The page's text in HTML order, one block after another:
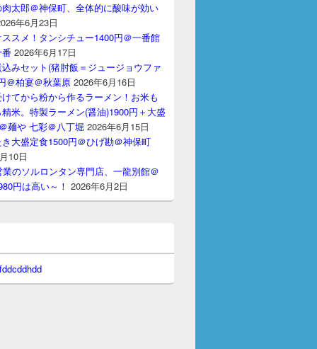
太郎＠神保町、全体的に酸味が効い
年6月23日
スメ！タンシチュー1400円＠一番館
2026年6月17日
みセット(猪肘飯＝ジュージョウファ
＠柏宴＠秋葉原 2026年6月16日
てから粉から作るラーメン！お米も
米。特製ラーメン(醤油)1900円＋大盛
麺や 七彩＠八丁堀 2026年6月15日
大盛定食1500円＠ひげ勘＠神保町
10日
業のソルロンタン専門店、一龍別館＠
円は高い～！ 2026年6月2日